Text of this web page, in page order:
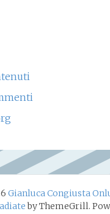
Gianluca Congiusta
by ThemeGrill.